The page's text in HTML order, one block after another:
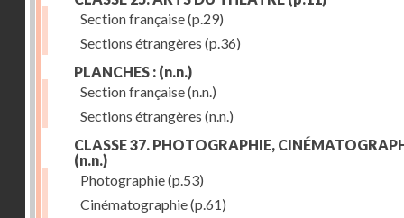
Section française(p.29)
Sections étrangères (p.36)
PLANCHES : (n.n.)
Section française(n.n.)
Sections étrangères (n.n.)
CLASSE 37. PHOTOGRAPHIE,
(n.n.)
Photographie(p.53)
Cinématographie(p.61)